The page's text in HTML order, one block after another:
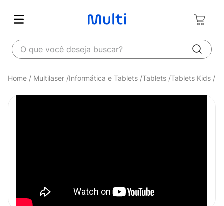
O que você deseja buscar?
Multilaser Informática e Tablets Tablets Tablets Kids